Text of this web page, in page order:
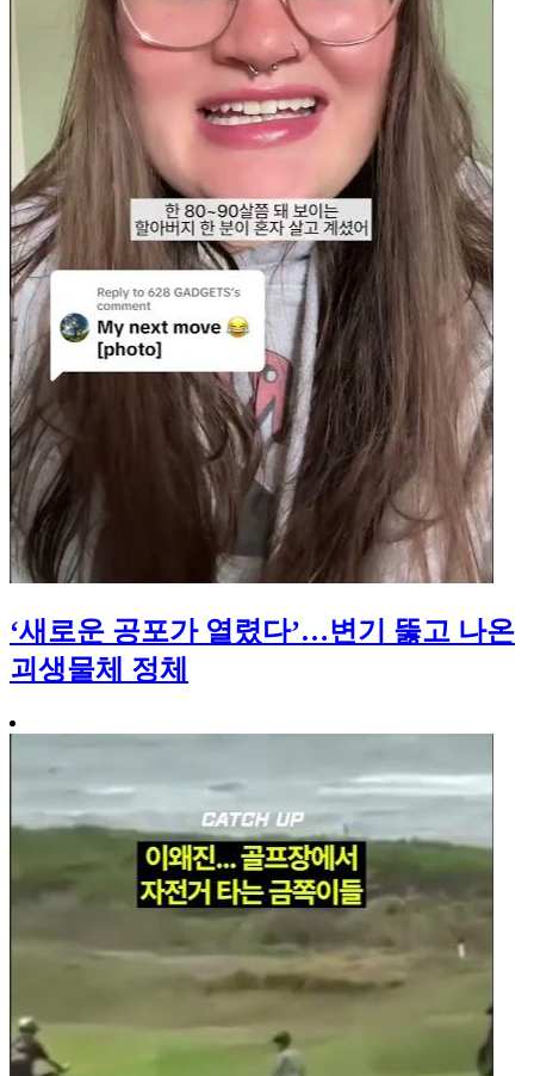
‘새로운 공포가 열렸다’…변기 뚫고 나온
괴생물체 정체